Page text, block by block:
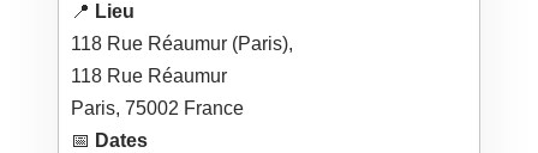
📍 Lieu
118 Rue Réaumur (Paris),
118 Rue Réaumur
Paris, 75002 France
📅 Dates